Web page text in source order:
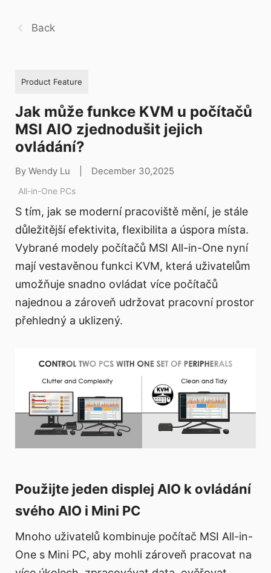
Back
Product Feature
Jak může funkce KVM u počítačů
MSI AIO zjednodušit jejich
ovládání?
By Wendy Lu December 30,2025
All-in-One PCs
S tím, jak se moderní pracoviště mění, je stále
důležitější efektivita, flexibilita a úspora místa.
Vybrané modely počítačů MSI All-in-One nyní
mají vestavěnou funkci KVM, která uživatelům
umožňuje snadno ovládat více počítačů
najednou a zároveň udržovat pracovní prostor
přehledný a uklizený.
Použijte jeden displej AIO k ovládání
svého AIO i Mini PC
Mnoho uživatelů kombinuje počítač MSI All-in-
One s Mini PC, aby mohli zároveň pracovat na